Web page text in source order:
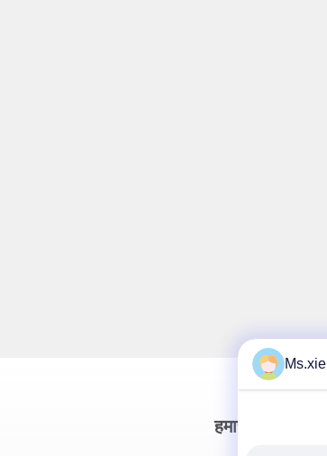
हमारा समाचार पत्र
Ms.xie